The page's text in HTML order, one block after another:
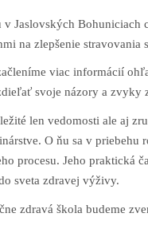
v Jaslovských
na zlepšenie stravovania
viac informácií
svoje názory a
len vedomosti ale aj
O ňu sa v
procesu. Jeho praktická
sveta zdravej výživy.
zdravá škola budeme